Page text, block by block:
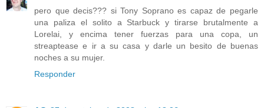
pero que decis??? si Tony Soprano es capaz de pegarle
una paliza el solito a Starbuck y tirarse brutalmente a
Lorelai, y encima tener fuerzas para una copa, un
streaptease e ir a su casa y darle un besito de buenas
noches a su mujer.
Responder